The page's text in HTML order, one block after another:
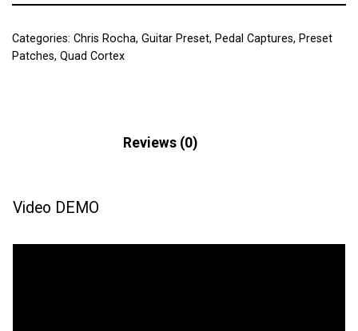
Categories: Chris Rocha, Guitar Preset, Pedal Captures, Preset
Patches, Quad Cortex
Reviews (0)
Video DEMO